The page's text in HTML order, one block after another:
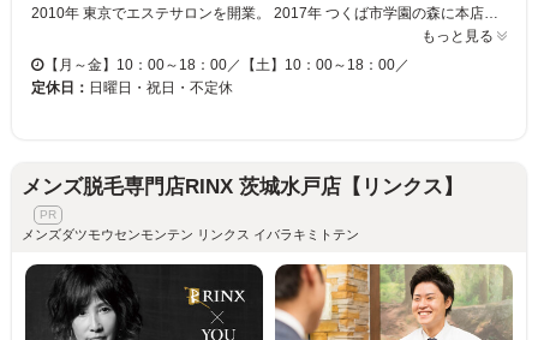
2010年 東京でエステサロンを開業。 2017年 つくば市学園の森に本店開業。 2024年 つくば市松代にmoi店開業。 | moi店では、メンズメニューに力を入れています！ →メンズフェイシャル・脱毛・ヘッドスパ・育毛・痩身など | 【デリケートゾーンエステ】 トラブルの起こる前にぜひご相談にいらしてくださいませ。 | 【痩身】 ただ痩せるだけでなくリバウンドしない体質改善にこだわった当店。某クリニック同様の最新式脂肪冷却マシン、芸能人にも人気の高周波ラフォスなど、つくば初の最新マシンでスピード痩身！ | 【フェイシャル】 あらゆるお悩みに対応したマシンを数揃えており、クリニックで結果が出なかった方にも満足して通って頂いております♪ | 初回はしっかりカウンセリングしますのでエステ初めての方でも安心してお越しください。 | ◆当店の口コミは「いばナビ」、Google Mapで「ラシュシュ つくば」でご覧いただけます♪ | moi店はホットペッパーでご予約して頂けます。つくば「moi」で検索。
もっと見る
【月～金】10：00～18：00／【土】10：00～18：00／
定休日： 日曜日・祝日・不定休
メンズ脱毛専門店RINX 茨城水戸店【リンクス】
メンズダツモウセンモンテン リンクス イバラキミトテン